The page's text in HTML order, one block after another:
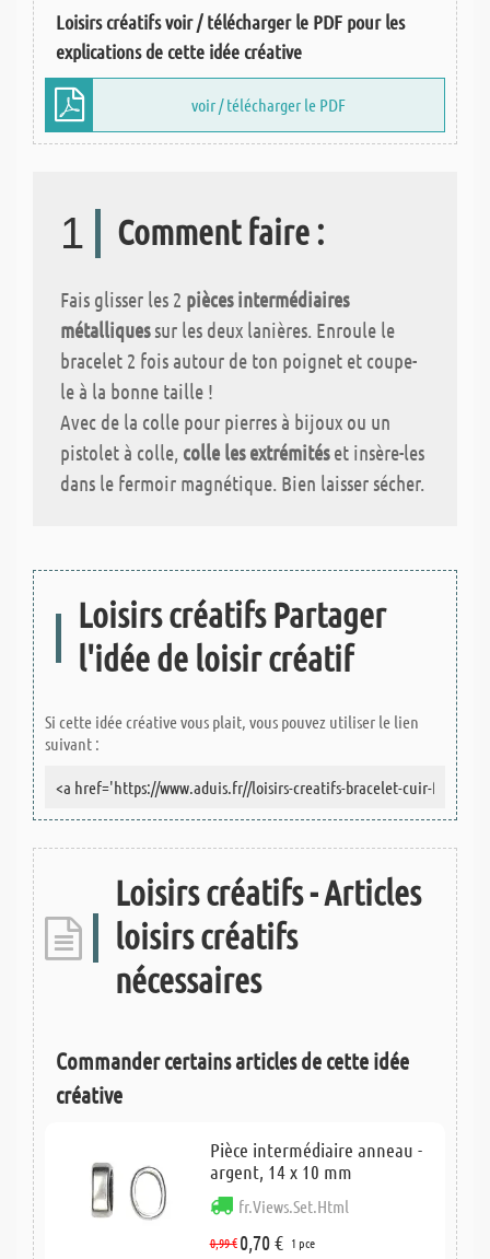
Loisirs créatifs voir / télécharger le PDF pour les
explications de cette idée créative
voir / télécharger le PDF
1 Comment faire :
Fais glisser les 2 pièces intermédiaires
métalliquessur les deux lanières. Enroule le
bracelet 2 fois autour de ton poignet et coupe-
le à la bonne taille !
Avec de la colle pour pierres à bijoux ou un
pistolet à colle, colle les extrémitéset insère-les
dans le fermoir magnétique. Bien laisser sécher.
Loisirs créatifs Partager
l'idée de loisir créatif
Si cette idée créative vous plait, vous pouvez utiliser le lien
suivant :
Loisirs créatifs - Articles
loisirs créatifs
nécessaires
Commander certains articles de cette idée
créative
Pièce intermédiaire anneau -
argent, 14 x 10 mm
fr.Views.Set.Html
0,99 € 0,70 € 1 pce